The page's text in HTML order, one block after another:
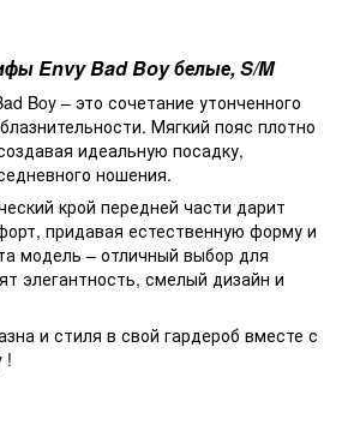
Envy Bad Boy белые, S/M
Boy – это сочетание утонченного
Мягкий пояс плотно
идеальную посадку,
ношения.
крой передней части дарит
придавая естественную форму и
модель – отличный выбор для
элегантность, смелый дизайн и
и стиля в свой гардероб вместе с
!